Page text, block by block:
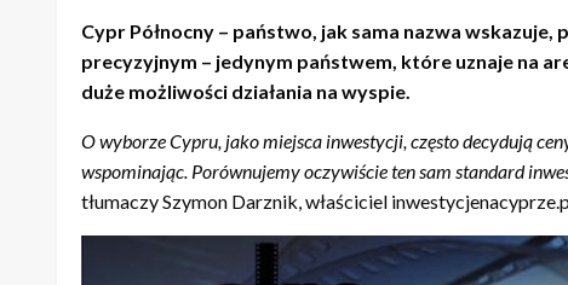
Cypr Północny – państwo, jak sama nazwa
precyzyjnym – jedynym państwem, które uznaje na
duże możliwości działania na wyspie.
O wyborze Cypru, jako miejsca inwestycji, często decydują
wspominając. Porównujemy oczywiście ten sam standard
tłumaczy Szymon Darznik, właściciel